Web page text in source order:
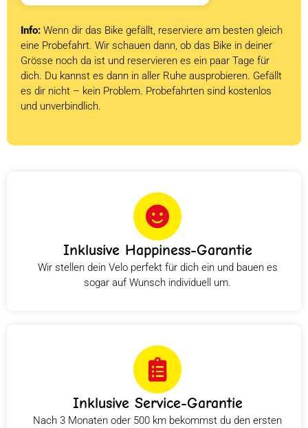
Info: Wenn dir das Bike gefällt, reserviere am besten gleich
eine Probefahrt. Wir schauen dann, ob das Bike in deiner
Grösse noch da ist und reservieren es ein paar Tage für
dich. Du kannst es dann in aller Ruhe ausprobieren. Gefällt
es dir nicht – kein Problem. Probefahrten sind kostenlos
und unverbindlich.
Inklusive Happiness-Garantie
Wir stellen dein Velo perfekt für dich ein und bauen es
sogar auf Wunsch individuell um.
Inklusive Service-Garantie
Nach 3 Monaten oder 500 km bekommst du den ersten